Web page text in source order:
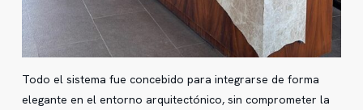
Todo el sistema fue concebido para integrarse de forma
elegante en el entorno arquitectónico, sin comprometer la